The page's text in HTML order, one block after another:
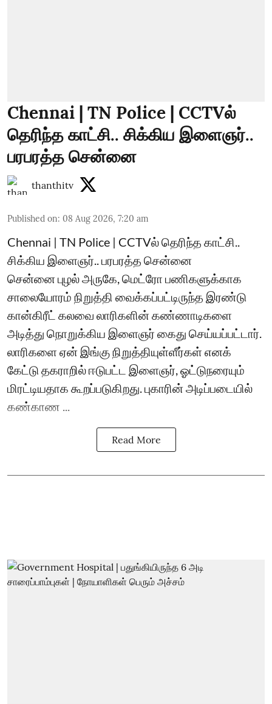
Chennai | TN Police | CCTVல்
தெரிந்த காட்சி.. சிக்கிய இளைஞர்..
பரபரத்த சென்னை
thanthitv
Published on: 08 Aug 2026, 7:20 am
Chennai | TN Police | CCTVல் தெரிந்த காட்சி..
சிக்கிய இளைஞர்.. பரபரத்த சென்னை
சென்னை புழல் அருகே, மெட்ரோ பணிகளுக்காக
சாலையோரம் நிறுத்தி வைக்கப்பட்டிருந்த இரண்டு
கான்கிரீட் கலவை லாரிகளின் கண்ணாடிகளை
அடித்து நொறுக்கிய இளைஞர் கைது செய்யப்பட்டார்.
லாரிகளை ஏன் இங்கு நிறுத்தியுள்ளீர்கள் எனக்
கேட்டு தகராறில் ஈடுபட்ட இளைஞர், ஓட்டுநரையும்
மிரட்டியதாக கூறப்படுகிறது. புகாரின் அடிப்படையில்
கண்காண ...
Read More